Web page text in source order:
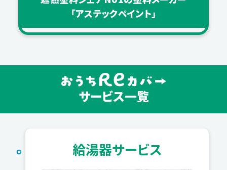
「アステックペイント」
サービス一覧
給湯器サービス